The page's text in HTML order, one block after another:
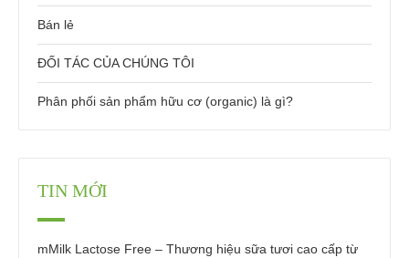
Bán lẻ
ĐỐI TÁC CỦA CHÚNG TÔI
Phân phối sản phẩm hữu cơ (organic) là gì?
TIN MỚI
mMilk Lactose Free – Thương hiệu sữa tươi cao cấp từ